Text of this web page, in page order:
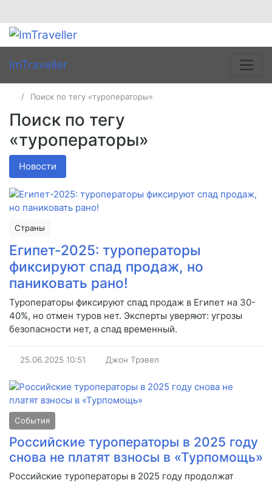
ImTraveller
Поиск по тегу «туроператоры»
Поиск по тегу
«туроператоры»
Новости
Страны
Египет-2025: туроператоры
фиксируют спад продаж, но
паниковать рано!
Туроператоры фиксируют спад продаж в Египет на 30-
40%, но отмен туров нет. Эксперты уверяют: угрозы
безопасности нет, а спад временный.
25.06.2025 10:51 Джон Трэвел
События
Российские туроператоры в 2025 году
снова не платят взносы в «Турпомощь»
Российские туроператоры в 2025 году продолжат